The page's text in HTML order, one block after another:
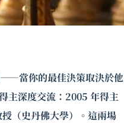
當你的最佳決策取決於他
主深度交流：2005 年得主
授（史丹佛大學）。這兩場